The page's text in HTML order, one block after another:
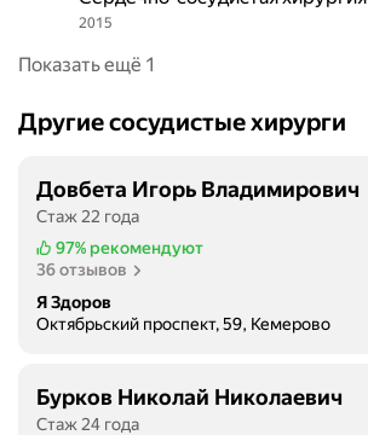
2015
Показать ещё 1
Другие сосудистые хирурги
Довбета Игорь Владимирович
Стаж 22 года
97% рекомендуют
36 отзывов
Я Здоров
Октябрьский проспект, 59, Кемерово
Бурков Николай Николаевич
Стаж 24 года